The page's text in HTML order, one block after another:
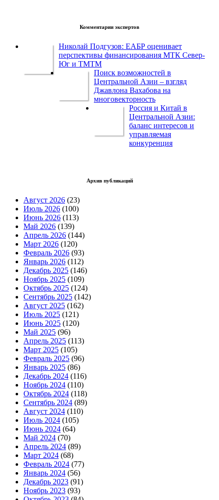
Комментарии экспертов
Николай Подгузов: ЕАБР оценивает
перспективы финансирования МТК Север-
Юг и ТМТМ
Поиск возможностей в
Центральной Азии – взгляд
Джавлона Вахабова на
многовекторность
Россия и Китай в
Центральной Азии:
баланс интересов и
управляемая
конкуренция
Архив публикаций
Август 2026 (23)
Июль 2026 (100)
Июнь 2026 (113)
Май 2026 (139)
Апрель 2026 (144)
Март 2026 (120)
Февраль 2026 (93)
Январь 2026 (112)
Декабрь 2025 (146)
Ноябрь 2025 (109)
Октябрь 2025 (124)
Сентябрь 2025 (142)
Август 2025 (162)
Июль 2025 (121)
Июнь 2025 (120)
Май 2025 (96)
Апрель 2025 (113)
Март 2025 (105)
Февраль 2025 (96)
Январь 2025 (86)
Декабрь 2024 (116)
Ноябрь 2024 (110)
Октябрь 2024 (118)
Сентябрь 2024 (89)
Август 2024 (110)
Июль 2024 (105)
Июнь 2024 (64)
Май 2024 (70)
Апрель 2024 (89)
Март 2024 (68)
Февраль 2024 (77)
Январь 2024 (56)
Декабрь 2023 (91)
Ноябрь 2023 (93)